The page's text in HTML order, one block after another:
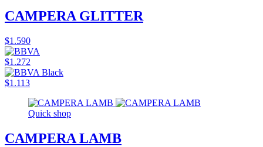
CAMPERA GLITTER
$1.590
$1.272
$1.113
Quick shop
CAMPERA LAMB